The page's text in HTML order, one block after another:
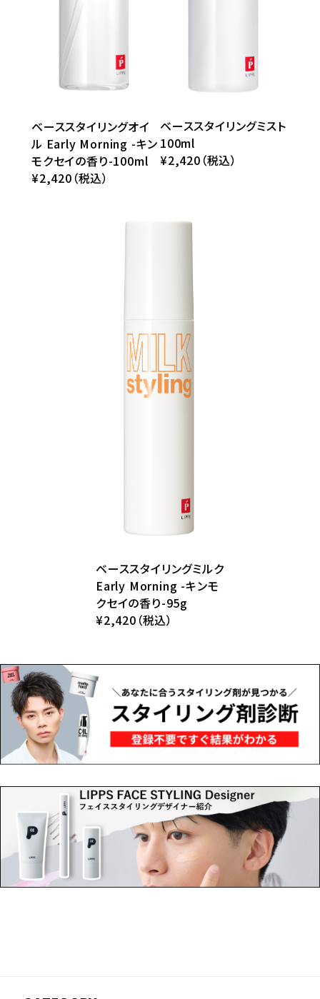
ベーススタイリングオイ
ル Early Morning -キン
モクセイの香り-100ml
¥2,420（税込）
ベーススタイリングミスト
100ml
¥2,420（税込）
ベーススタイリングミルク
Early Morning -キンモ
クセイの香り-95g
¥2,420（税込）